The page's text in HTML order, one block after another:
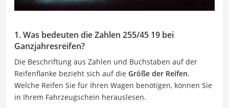
1. Was bedeuten die Zahlen 255/45 19 bei
Ganzjahresreifen?
Die Beschriftung aus Zahlen und Buchstaben auf der
Reifenflanke bezieht sich auf die Größe der Reifen.
Welche Reifen Sie für Ihren Wagen benötigen, können Sie
in Ihrem Fahrzeugschein herauslesen.